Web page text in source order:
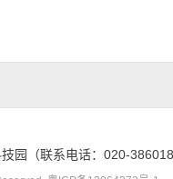
园（联系电话：020-